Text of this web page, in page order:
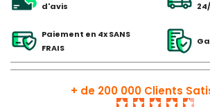
d'avis
Paiement en 4x SANS
FRAIS
+ de 200 000 Clients